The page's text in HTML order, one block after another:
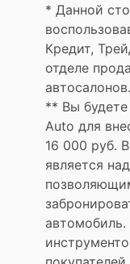
* Данной
Кредит,
отделе
автосалонов.
** Вы
Auto для
16 000 руб.
является